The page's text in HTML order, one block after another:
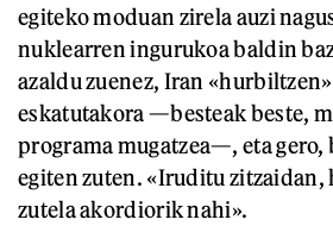
egiteko moduan zirela auzi
nuklearren ingurukoa baldin
azaldu zuenez, Iran
eskatutakora —besteak beste,
programa mugatzea—, eta gero,
egiten zuten. «Iruditu zitzaidan,
zutela akordiorik nahi».